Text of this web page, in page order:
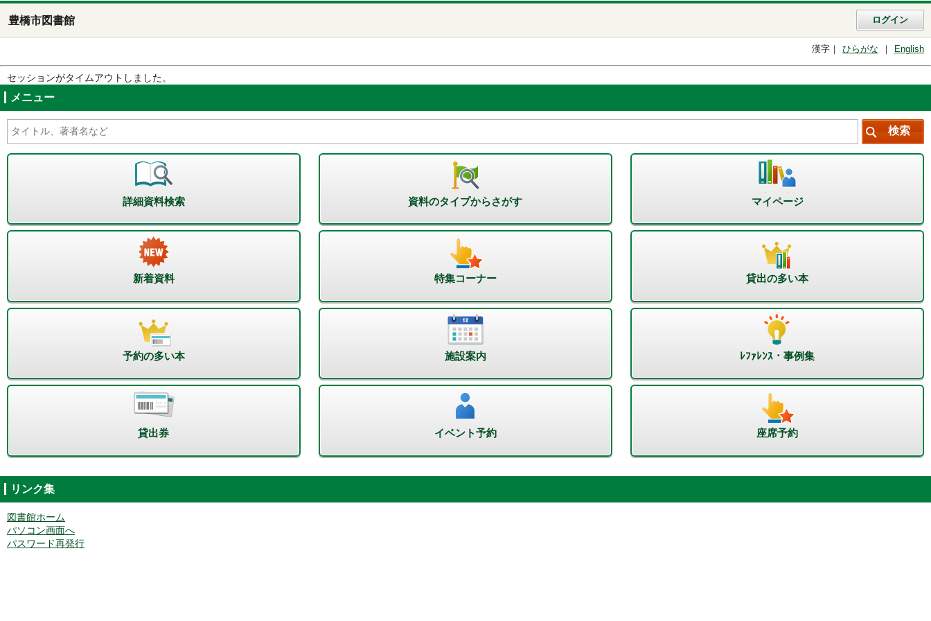
豊橋市図書館 ログイン
漢字 ひらがな English
セッションがタイムアウトしました。
メニュー
詳細資料検索 資料のタイプからさがす マイページ
新着資料 特集コーナー 貸出の多い本
予約の多い本 施設案内 ﾚﾌｧﾚﾝｽ・事例集
貸出券 イベント予約 座席予約
リンク集
図書館ホーム
パソコン画面へ
パスワード再発行